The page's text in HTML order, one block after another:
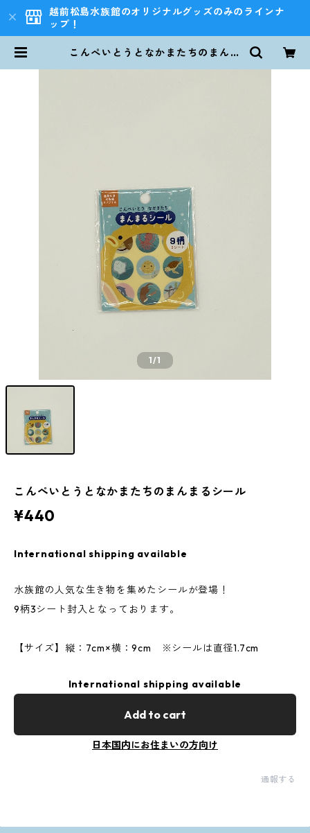
越前松島水族館のオリジナルグッズのみのラインナ
ップ！
こんぺいとうとなかまたちのまんま
1/1
こんぺいとうとなかまたちのまんまるシール
¥440
International shipping available
水族館の人気な生き物を集めたシールが登場！
9柄3シート封入となっております。
【サイズ】縦：7cm×横：9cm ※シールは直径1.7cm
International shipping available
Add to cart
日本国内にお住まいの方向け
通報する